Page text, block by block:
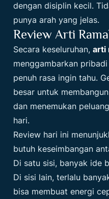
dengan disiplin kecil.
punya arah yang jelas.
Review Arti
Secara keseluruhan,arti
menggambarkan
penuh rasa ingin tahu.
besar untuk
dan menemukan
hari.
Review hari ini
butuh keseimbangan
Di satu sisi, banyak ide
Di sisi lain, terlalu
bisa membuat energi